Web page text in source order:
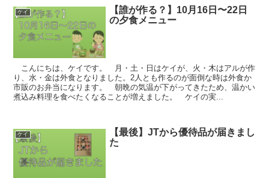
ケイ
【誰が作る？】10月16日〜22日
の夕食メニュー
こんにちは、ケイです。 月・土・日はケイが、火・木はアルが作
り、水・金は外食となりました。2人とも作るのが面倒な時は外食か
市販のお弁当になります。 朝晩の気温が下がってきたため、温かい
煮込み料理を食べたくなることが増えました。 ケイの実...
ケイ
【最後】JTから優待品が届きまし
た